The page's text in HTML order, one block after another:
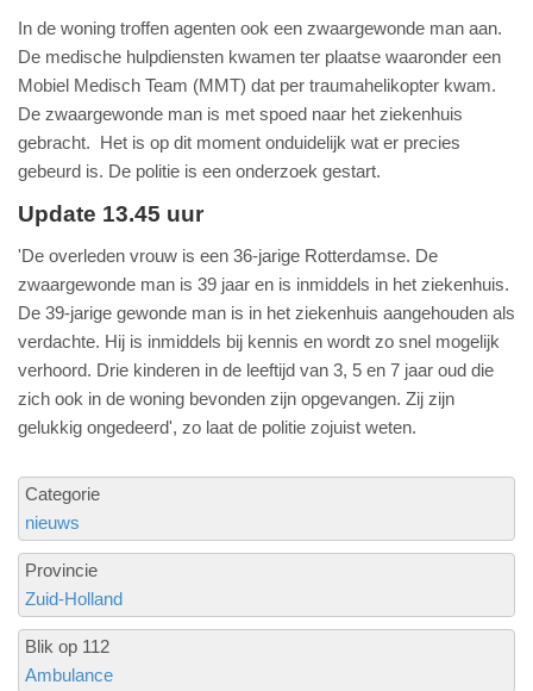
In de woning troffen agenten ook een zwaargewonde man aan.
De medische hulpdiensten kwamen ter plaatse waaronder een
Mobiel Medisch Team (MMT) dat per traumahelikopter kwam.
De zwaargewonde man is met spoed naar het ziekenhuis
gebracht. Het is op dit moment onduidelijk wat er precies
gebeurd is. De politie is een onderzoek gestart.
Update 13.45 uur
'De overleden vrouw is een 36-jarige Rotterdamse. De
zwaargewonde man is 39 jaar en is inmiddels in het ziekenhuis.
De 39-jarige gewonde man is in het ziekenhuis aangehouden als
verdachte. Hij is inmiddels bij kennis en wordt zo snel mogelijk
verhoord. Drie kinderen in de leeftijd van 3, 5 en 7 jaar oud die
zich ook in de woning bevonden zijn opgevangen. Zij zijn
gelukkig ongedeerd', zo laat de politie zojuist weten.
Categorie
nieuws
Provincie
Zuid-Holland
Blik op 112
Ambulance